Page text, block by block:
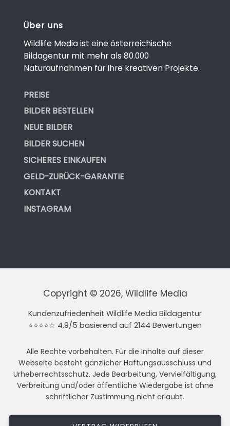
Über uns
Wildlife Media ist eine österreichische
Bildagentur mit mehr als 80.000
Naturaufnahmen für Ihre kreativen Projekte.
PREISE
BILDER BESTELLEN
NEUE BILDER
BILDER SUCHEN
SICHERES EINKAUFEN
GELD-ZURÜCK-GARANTIE
KONTAKT
INSTAGRAM
Copyright © 2026, Wildlife Media
Kundenzufriedenheit Wildlife Media Bildagentur
⭐⭐⭐⭐☆ 4,9/5 basierend auf 2144 Bewertungen
Alle Rechte vorbehalten. Für die Inhalte auf dieser
Webseite besteht gänzlicher Haftungsausschluss und
Urheberrechtsschutz. Jede Bearbeitung, Vervielfältigung,
Verbreitung und/oder öffentliche Wiedergabe ist ohne
schriftlicher Zustimmung nicht erlaubt.